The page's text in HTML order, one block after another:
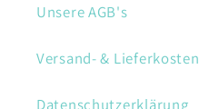
Unsere AGB's
Versand- & Lieferkosten
Datenschutzerklärung